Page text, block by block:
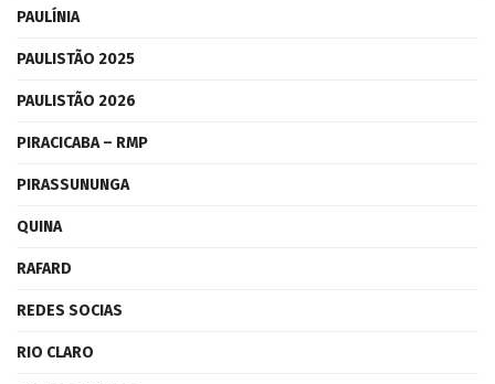
PAULÍNIA
PAULISTÃO 2025
PAULISTÃO 2026
PIRACICABA – RMP
PIRASSUNUNGA
QUINA
RAFARD
REDES SOCIAS
RIO CLARO